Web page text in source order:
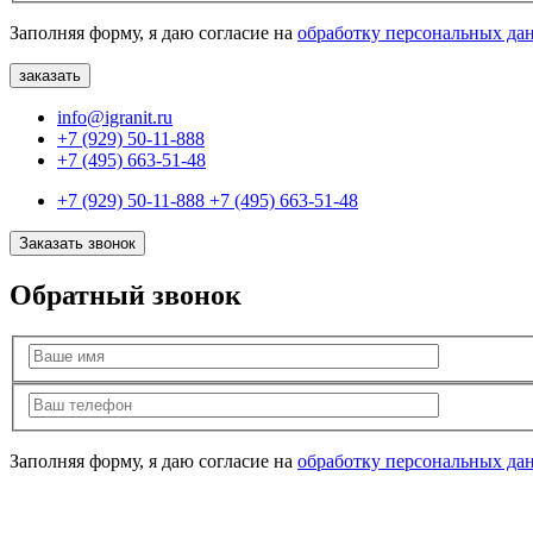
Заполняя форму, я даю согласие на обработку персональных
info@igranit.ru
+7 (929) 50-11-888
+7 (495) 663-51-48
+7 (929) 50-11-888 +7 (495) 663-51-48
Заказать звонок
Обратный звонок
Заполняя форму, я даю согласие на обработку персональных